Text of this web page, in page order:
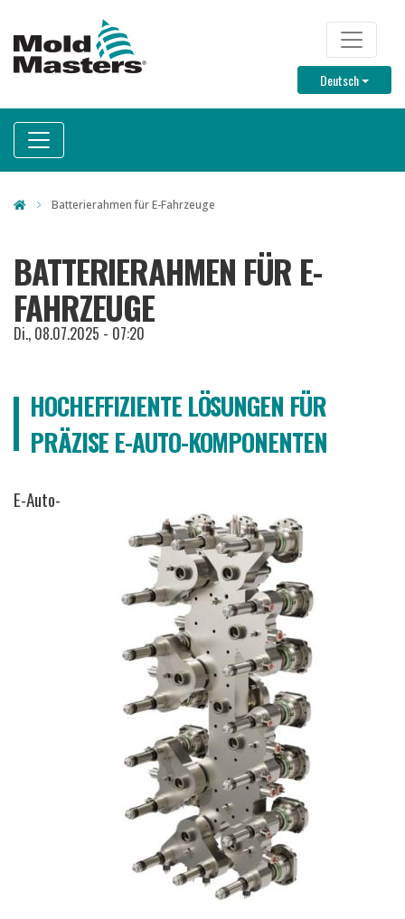
TOP
DeutschToggle
Batterierahmen für E-Fahrzeuge
BATTERIERAHMEN FÜR E-
FAHRZEUGE
Di., 08.07.2025 - 07:20
HOCHEFFIZIENTE LÖSUNGEN FÜR
PRÄZISE E-AUTO-KOMPONENTEN
E-Auto-